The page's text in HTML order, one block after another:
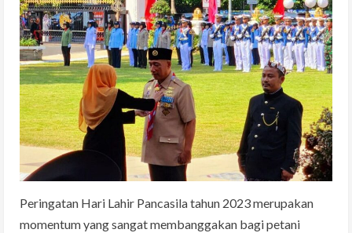
Peringatan Hari Lahir Pancasila tahun 2023 merupakan
momentum yang sangat membanggakan bagi petani